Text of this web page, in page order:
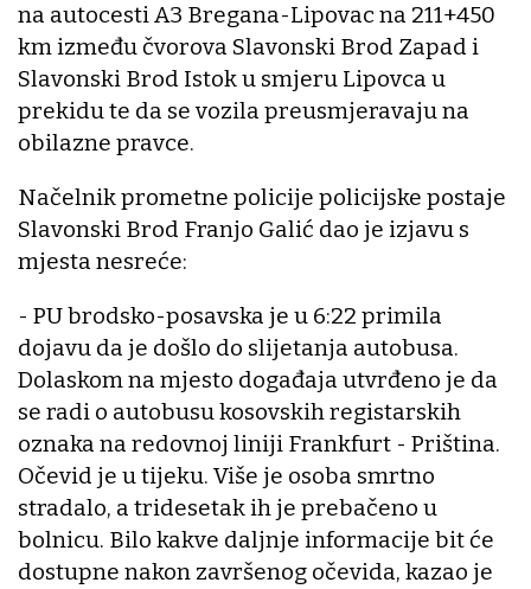
na autocesti A3 Bregana-Lipovac na 211+450
km između čvorova Slavonski Brod Zapad i
Slavonski Brod Istok u smjeru Lipovca u
prekidu te da se vozila preusmjeravaju na
obilazne pravce.
Načelnik prometne policije policijske postaje
Slavonski Brod Franjo Galić dao je izjavu s
mjesta nesreće:
- PU brodsko-posavska je u 6:22 primila
dojavu da je došlo do slijetanja autobusa.
Dolaskom na mjesto događaja utvrđeno je da
se radi o autobusu kosovskih registarskih
oznaka na redovnoj liniji Frankfurt - Priština.
Očevid je u tijeku. Više je osoba smrtno
stradalo, a tridesetak ih je prebačeno u
bolnicu. Bilo kakve daljnje informacije bit će
dostupne nakon završenog očevida, kazao je